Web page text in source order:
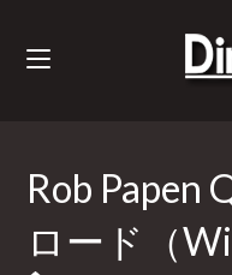
Rob Papen
ロード（